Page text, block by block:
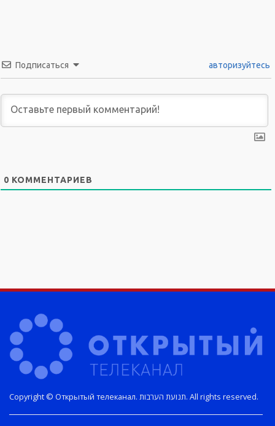
Подписаться авторизуйтесь
0 КОММЕНТАРИЕВ
Copyright © Открытый телеканал. תנועת הערבות. All rights reserved.